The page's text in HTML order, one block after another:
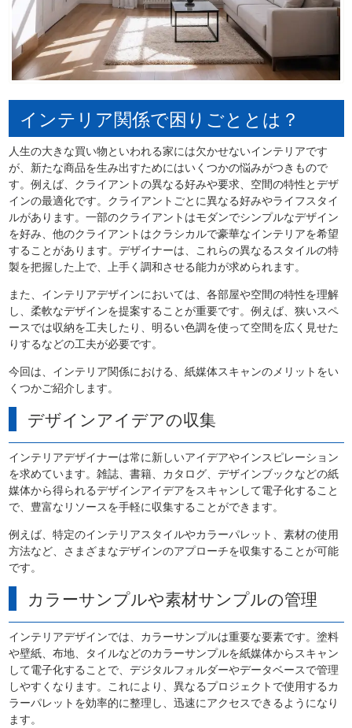
インテリア関係で困りごととは？
人生の大きな買い物といわれる家には欠かせないインテリアです
が、新たな商品を生み出すためにはいくつかの悩みがつきもので
す。例えば、クライアントの異なる好みや要求、空間の特性とデザ
インの最適化です。クライアントごとに異なる好みやライフスタイ
ルがあります。一部のクライアントはモダンでシンプルなデザイン
を好み、他のクライアントはクラシカルで豪華なインテリアを希望
することがあります。デザイナーは、これらの異なるスタイルの特
製を把握した上で、上手く調和させる能力が求められます。
また、インテリアデザインにおいては、各部屋や空間の特性を理解
し、柔軟なデザインを提案することが重要です。例えば、狭いスペ
ースでは収納を工夫したり、明るい色調を使って空間を広く見せた
りするなどの工夫が必要です。
今回は、インテリア関係における、紙媒体スキャンのメリットをい
くつかご紹介します。
デザインアイデアの収集
インテリアデザイナーは常に新しいアイデアやインスピレーション
を求めています。雑誌、書籍、カタログ、デザインブックなどの紙
媒体から得られるデザインアイデアをスキャンして電子化すること
で、豊富なリソースを手軽に収集することができます。
例えば、特定のインテリアスタイルやカラーパレット、素材の使用
方法など、さまざまなデザインのアプローチを収集することが可能
です。
カラーサンプルや素材サンプルの管理
インテリアデザインでは、カラーサンプルは重要な要素です。塗料
や壁紙、布地、タイルなどのカラーサンプルを紙媒体からスキャン
して電子化することで、デジタルフォルダーやデータベースで管理
しやすくなります。これにより、異なるプロジェクトで使用するカ
ラーパレットを効率的に整理し、迅速にアクセスできるようになり
ます。